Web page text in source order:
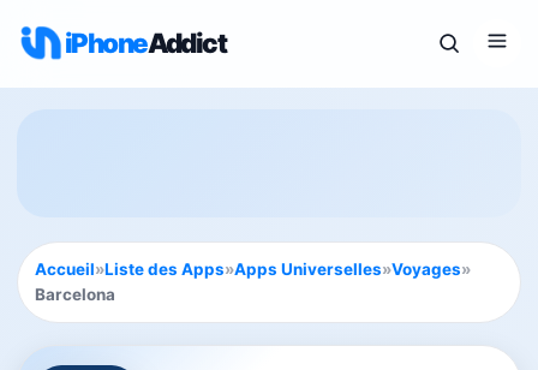
iPhoneAddict
Accueil»Liste des Apps»Apps Universelles»Voyages»
Barcelona